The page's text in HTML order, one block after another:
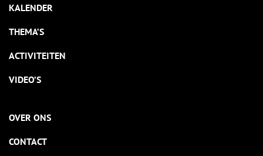
KALENDER
THEMA’S
ACTIVITEITEN
VIDEO’S
OVER ONS
CONTACT